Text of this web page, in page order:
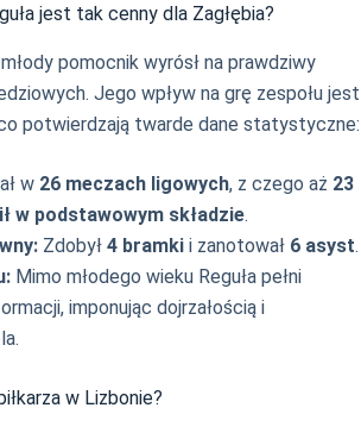
jest tak cenny dla Zagłębia?
pomocnik wyrósł na prawdziwy
Jego wpływ na grę zespołu jest
potwierdzają twarde dane statystyczne:
w 26 meczach ligowych, z czego aż 23
w podstawowym składzie.
Zdobył 4 bramki i zanotował 6 asyst.
Mimo młodego wieku Reguła pełni
imponując dojrzałością i
w Lizbonie?